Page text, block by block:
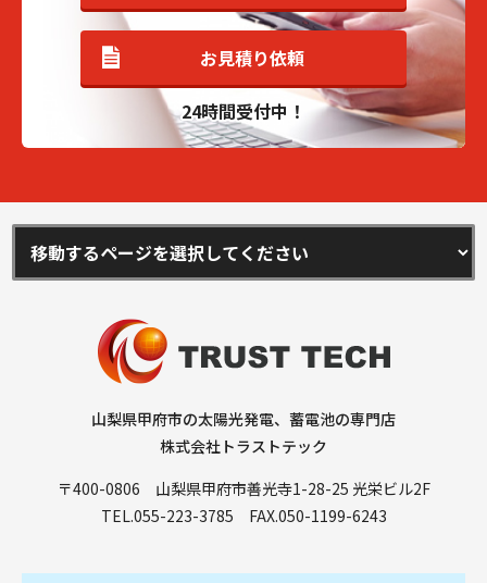
お見積り依頼
24時間受付中！
山梨県甲府市の太陽光発電、蓄電池の専門店
株式会社トラストテック
〒400-0806 山梨県甲府市善光寺1-28-25 光栄ビル2F
TEL.055-223-3785 FAX.050-1199-6243